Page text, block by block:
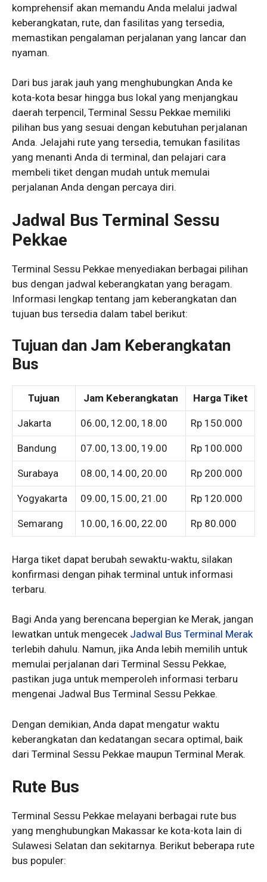
komprehensif akan memandu Anda melalui jadwal
keberangkatan, rute, dan fasilitas yang tersedia,
memastikan pengalaman perjalanan yang lancar dan
nyaman.
Dari bus jarak jauh yang menghubungkan Anda ke
kota-kota besar hingga bus lokal yang menjangkau
daerah terpencil, Terminal Sessu Pekkae memiliki
pilihan bus yang sesuai dengan kebutuhan perjalanan
Anda. Jelajahi rute yang tersedia, temukan fasilitas
yang menanti Anda di terminal, dan pelajari cara
membeli tiket dengan mudah untuk memulai
perjalanan Anda dengan percaya diri.
Jadwal Bus Terminal Sessu
Pekkae
Terminal Sessu Pekkae menyediakan berbagai pilihan
bus dengan jadwal keberangkatan yang beragam.
Informasi lengkap tentang jam keberangkatan dan
tujuan bus tersedia dalam tabel berikut:
Tujuan dan Jam Keberangkatan
Bus
Tujuan Jam Keberangkatan Harga Tiket
Jakarta 06.00, 12.00, 18.00 Rp 150.000
Bandung 07.00, 13.00, 19.00 Rp 100.000
Surabaya 08.00, 14.00, 20.00 Rp 200.000
Yogyakarta 09.00, 15.00, 21.00 Rp 120.000
Semarang 10.00, 16.00, 22.00 Rp 80.000
Harga tiket dapat berubah sewaktu-waktu, silakan
konfirmasi dengan pihak terminal untuk informasi
terbaru.
Bagi Anda yang berencana bepergian ke Merak, jangan
lewatkan untuk mengecek Jadwal Bus Terminal Merak
terlebih dahulu. Namun, jika Anda lebih memilih untuk
memulai perjalanan dari Terminal Sessu Pekkae,
pastikan juga untuk memperoleh informasi terbaru
mengenai Jadwal Bus Terminal Sessu Pekkae.
Dengan demikian, Anda dapat mengatur waktu
keberangkatan dan kedatangan secara optimal, baik
dari Terminal Sessu Pekkae maupun Terminal Merak.
Rute Bus
Terminal Sessu Pekkae melayani berbagai rute bus
yang menghubungkan Makassar ke kota-kota lain di
Sulawesi Selatan dan sekitarnya. Berikut beberapa rute
bus populer: